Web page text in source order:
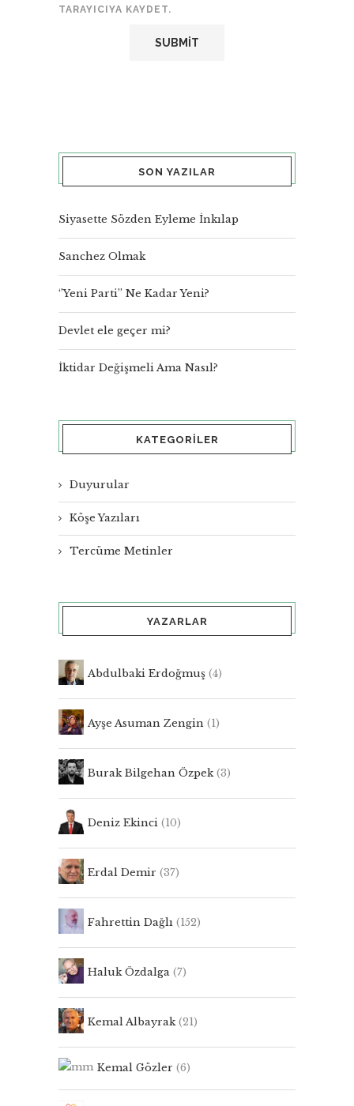
TARAYICIYA KAYDET.
SON YAZILAR
Siyasette Sözden Eyleme İnkılap
Sanchez Olmak
‘’Yeni Parti’’ Ne Kadar Yeni?
Devlet ele geçer mi?
İktidar Değişmeli Ama Nasıl?
KATEGORILER
Duyurular
Köşe Yazıları
Tercüme Metinler
YAZARLAR
Abdulbaki Erdoğmuş (4)
Ayşe Asuman Zengin (1)
Burak Bilgehan Özpek(3)
Deniz Ekinci (10)
Erdal Demir (37)
Fahrettin Dağlı (152)
Haluk Özdalga (7)
Kemal Albayrak(21)
Kemal Gözler (6)